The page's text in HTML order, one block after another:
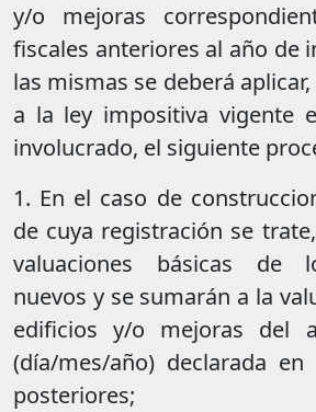
y/o mejoras
fiscales anteriores al año de
las mismas se deberá
a la ley impositiva vigente
involucrado, el siguiente
1. En el caso de
de cuya registración se
valuaciones básicas de
nuevos y se sumarán a la
edificios y/o mejoras del
(día/mes/año) declarada
posteriores;